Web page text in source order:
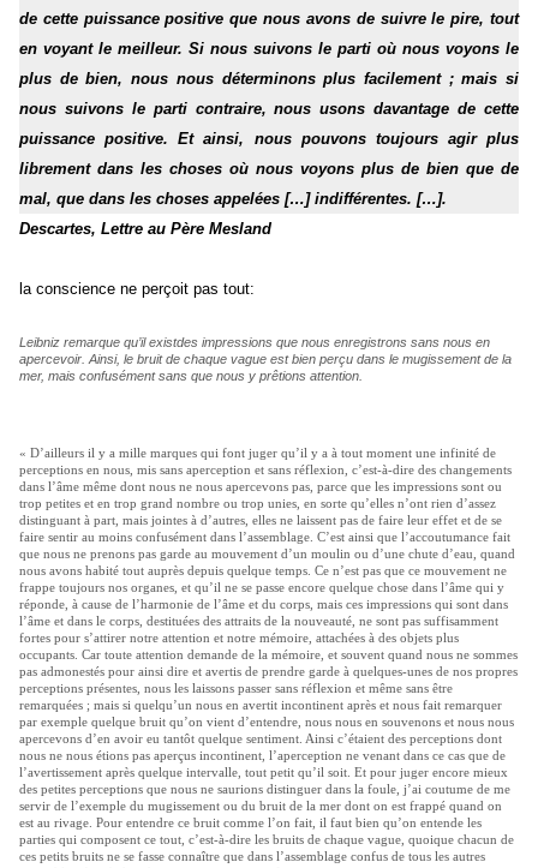
de cette puissance positive que nous avons de suivre le pire, tout
en voyant le meilleur. Si nous suivons le parti où nous voyons le
plus de bien, nous nous déterminons plus facilement ; mais si
nous suivons le parti contraire, nous usons davantage de cette
puissance positive. Et ainsi, nous pouvons toujours agir plus
librement dans les choses où nous voyons plus de bien que de
mal, que dans les choses appelées […] indifférentes. […].
Descartes, Lettre au Père Mesland
la conscience ne perçoit pas tout:
Leibniz remarque qu’il existdes impressions que nous enregistrons sans nous en
apercevoir. Ainsi, le bruit de chaque vague est bien perçu dans le mugissement de la
mer, mais confusément sans que nous y prêtions attention.
« D’ailleurs il y a mille marques qui font juger qu’il y a à tout moment une infinité de
perceptions en nous, mis sans aperception et sans réflexion, c’est-à-dire des changements
dans l’âme même dont nous ne nous apercevons pas, parce que les impressions sont ou
trop petites et en trop grand nombre ou trop unies, en sorte qu’elles n’ont rien d’assez
distinguant à part, mais jointes à d’autres, elles ne laissent pas de faire leur effet et de se
faire sentir au moins confusément dans l’assemblage. C’est ainsi que l’accoutumance fait
que nous ne prenons pas garde au mouvement d’un moulin ou d’une chute d’eau, quand
nous avons habité tout auprès depuis quelque temps. Ce n’est pas que ce mouvement ne
frappe toujours nos organes, et qu’il ne se passe encore quelque chose dans l’âme qui y
réponde, à cause de l’harmonie de l’âme et du corps, mais ces impressions qui sont dans
l’âme et dans le corps, destituées des attraits de la nouveauté, ne sont pas suffisamment
fortes pour s’attirer notre attention et notre mémoire, attachées à des objets plus
occupants. Car toute attention demande de la mémoire, et souvent quand nous ne sommes
pas admonestés pour ainsi dire et avertis de prendre garde à quelques-unes de nos propres
perceptions présentes, nous les laissons passer sans réflexion et même sans être
remarquées ; mais si quelqu’un nous en avertit incontinent après et nous fait remarquer
par exemple quelque bruit qu’on vient d’entendre, nous nous en souvenons et nous nous
apercevons d’en avoir eu tantôt quelque sentiment. Ainsi c’étaient des perceptions dont
nous ne nous étions pas aperçus incontinent, l’aperception ne venant dans ce cas que de
l’avertissement après quelque intervalle, tout petit qu’il soit. Et pour juger encore mieux
des petites perceptions que nous ne saurions distinguer dans la foule, j’ai coutume de me
servir de l’exemple du mugissement ou du bruit de la mer dont on est frappé quand on
est au rivage. Pour entendre ce bruit comme l’on fait, il faut bien qu’on entende les
parties qui composent ce tout, c’est-à-dire les bruits de chaque vague, quoique chacun de
ces petits bruits ne se fasse connaître que dans l’assemblage confus de tous les autres